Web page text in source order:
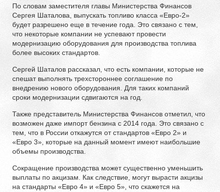
По словам заместителя главы Министерства Финансов
Сергея Шаталова, выпускать топливо класса «Евро-2»
будет разрешено еще в течение года. Это связано с тем,
что некоторые компании не успевают провести
модернизацию оборудования для производства топлива
более высоких стандартов.
Сергей Шаталов рассказал, что есть компании, которые не
спешат выполнять трехстороннее соглашение по
внедрению нового оборудования. Для таких компаний
сроки модернизации сдвигаются на год.
Также представитель Министерства Финансов отметил, что
возможен даже импорт бензина с 2014 года. Это связано с
тем, что в России откажутся от стандартов «Евро 2» и
«Евро 3», которые на данный момент имеют наибольшие
объемы производства.
Сокращение производства может существенно уменьшить
выплаты по акцизам. Как следствие, могут вырасти акцизы
на стандарты «Евро 4» и «Евро 5», что скажется на